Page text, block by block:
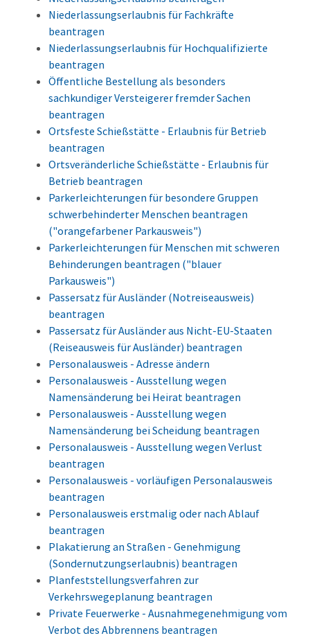
Niederlassungserlaubnis für Fachkräfte
beantragen
Niederlassungserlaubnis für Hochqualifizierte
beantragen
Öffentliche Bestellung als besonders
sachkundiger Versteigerer fremder Sachen
beantragen
Ortsfeste Schießstätte - Erlaubnis für Betrieb
beantragen
Ortsveränderliche Schießstätte - Erlaubnis für
Betrieb beantragen
Parkerleichterungen für besondere Gruppen
schwerbehinderter Menschen beantragen
("orangefarbener Parkausweis")
Parkerleichterungen für Menschen mit schweren
Behinderungen beantragen ("blauer
Parkausweis")
Passersatz für Ausländer (Notreiseausweis)
beantragen
Passersatz für Ausländer aus Nicht-EU-Staaten
(Reiseausweis für Ausländer) beantragen
Personalausweis - Adresse ändern
Personalausweis - Ausstellung wegen
Namensänderung bei Heirat beantragen
Personalausweis - Ausstellung wegen
Namensänderung bei Scheidung beantragen
Personalausweis - Ausstellung wegen Verlust
beantragen
Personalausweis - vorläufigen Personalausweis
beantragen
Personalausweis erstmalig oder nach Ablauf
beantragen
Plakatierung an Straßen - Genehmigung
(Sondernutzungserlaubnis) beantragen
Planfeststellungsverfahren zur
Verkehrswegeplanung beantragen
Private Feuerwerke - Ausnahmegenehmigung vom
Verbot des Abbrennens beantragen